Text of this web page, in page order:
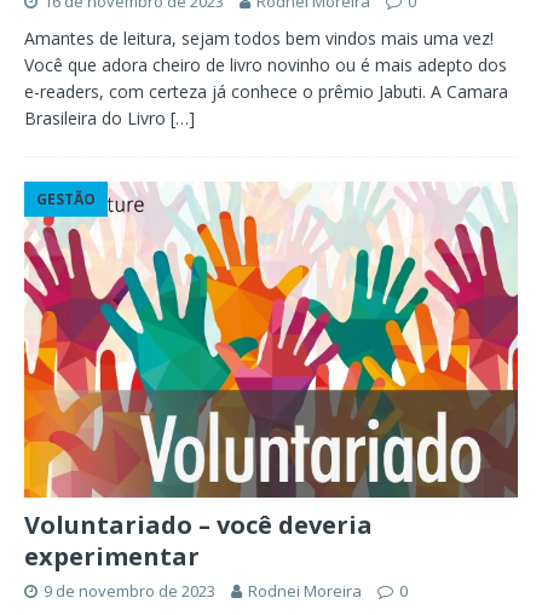
Amantes de leitura, sejam todos bem vindos mais uma vez!
Você que adora cheiro de livro novinho ou é mais adepto dos
e-readers, com certeza já conhece o prêmio Jabuti. A Camara
Brasileira do Livro […]
GESTÃO
Voluntariado – você deveria
experimentar
9 de novembro de 2023 Rodnei Moreira 0